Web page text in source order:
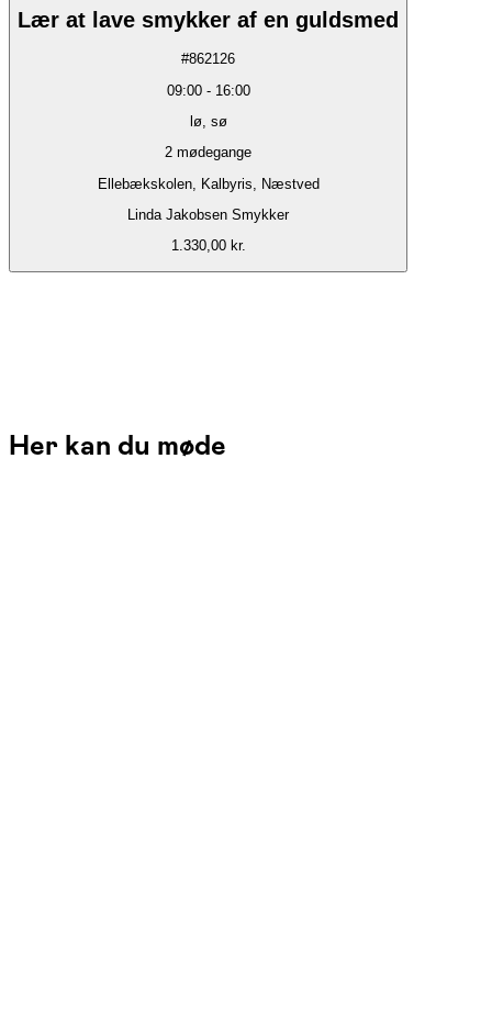
Lær at lave smykker af en guldsmed
#862126
09:00- 16:00
lø, sø
2 mødegange
Ellebækskolen, Kalbyris, Næstved
Linda Jakobsen Smykker
1.330,00 kr.
Her kan du møde